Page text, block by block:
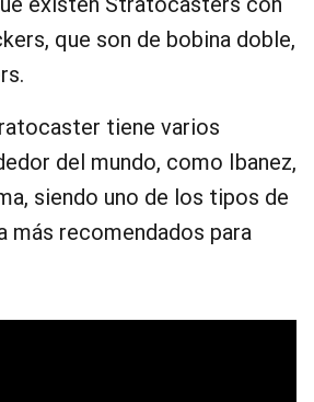
que son de bobina doble,
tiene varios
del mundo, como Ibanez,
siendo uno de los tipos de
más recomendados para